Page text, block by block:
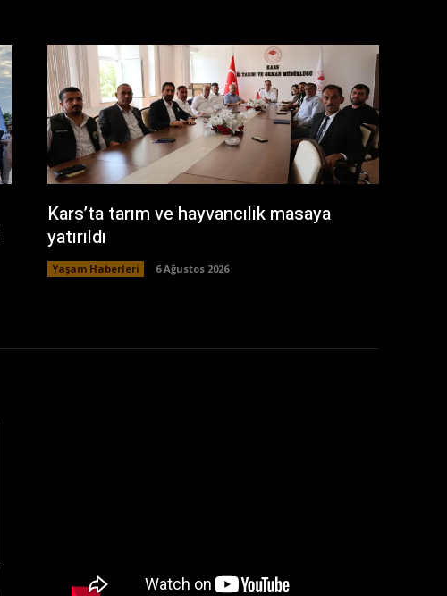
Kars’ta tarım ve hayvancılık masaya
yatırıldı
Yaşam Haberleri 6 Ağustos 2026